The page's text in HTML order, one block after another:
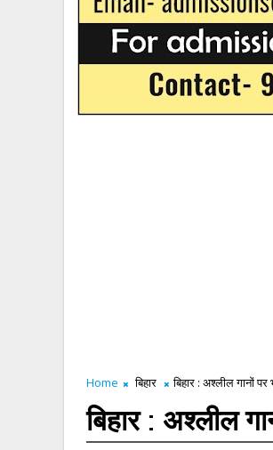
Home बिहार बिहार : अश्लील गानों
बिहार : अश्लील